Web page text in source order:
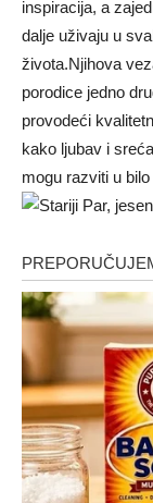
inspiracija, a
dalje uživaju u
života.Njihova
porodice jedno
provodeći
kako ljubav i
mogu razviti u